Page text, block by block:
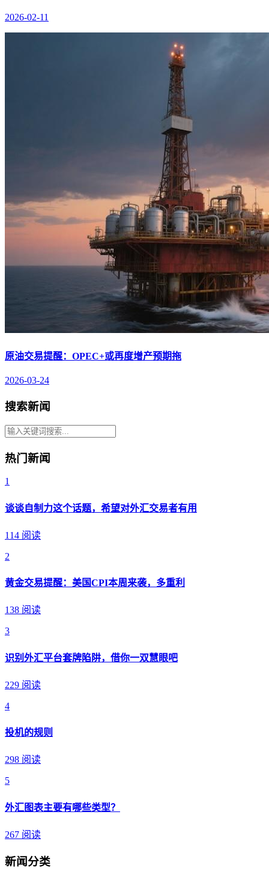
2026-02-11
原油交易提醒：OPEC+或再度增产预期拖
2026-03-24
搜索新闻
热门新闻
1
谈谈自制力这个话题，希望对外汇交易者有用
114 阅读
2
黄金交易提醒：美国CPI本周来袭，多重利
138 阅读
3
识别外汇平台套牌陷阱，借你一双慧眼吧
229 阅读
4
投机的规则
298 阅读
5
外汇图表主要有哪些类型？
267 阅读
新闻分类